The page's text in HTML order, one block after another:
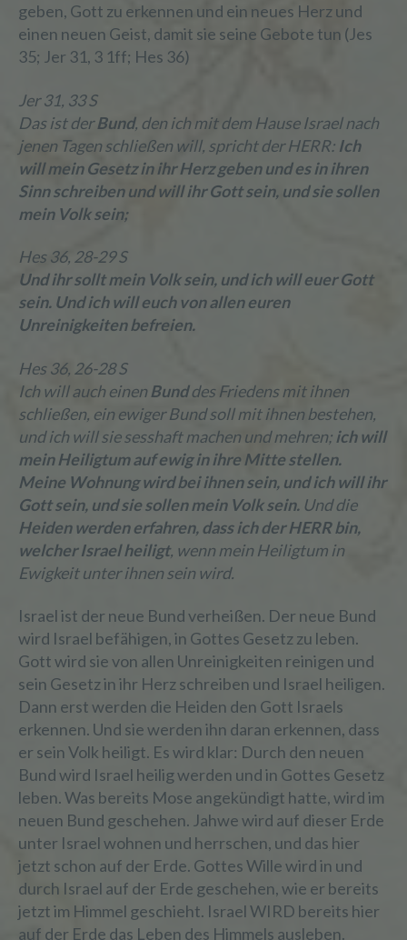
geben, Gott zu erkennen und ein neues Herz und
einen neuen Geist, damit sie seine Gebote tun (Jes
35; Jer 31, 3 1ff; Hes 36)
Jer 31, 33 S
Das ist derBund, den ich mit dem Hause Israel nach
jenen Tagen schließen will, spricht der HERR: Ich
will mein Gesetz in ihr Herz geben und es in ihren
Sinn schreiben und will ihr Gott sein, und sie sollen
mein Volk sein;
Hes 36, 28-29 S
Und ihr sollt mein Volk sein, und ich will euer Gott
sein. Und ich will euch von allen euren
Unreinigkeiten befreien.
Hes 36, 26-28 S
Ich will auch einen Bunddes Friedens mit ihnen
schließen, ein ewiger Bund soll mit ihnen bestehen,
und ich will sie sesshaft machen und mehren; ich will
mein Heiligtum auf ewig in ihre Mitte stellen.
Meine Wohnung wird bei ihnen sein, und ich will ihr
Gott sein, und sie sollen mein Volk sein. Und die
Heiden werden erfahren, dass ich der HERR bin,
welcher Israel heiligt, wenn mein Heiligtum in
Ewigkeit unter ihnen sein wird.
Israel ist der neue Bund verheißen. Der neue Bund
wird Israel befähigen, in Gottes Gesetz zu leben.
Gott wird sie von allen Unreinigkeiten reinigen und
sein Gesetz in ihr Herz schreiben und Israel heiligen.
Dann erst werden die Heiden den Gott Israels
erkennen. Und sie werden ihn daran erkennen, dass
er sein Volk heiligt. Es wird klar: Durch den neuen
Bund wird Israel heilig werden und in Gottes Gesetz
leben. Was bereits Mose angekündigt hatte, wird im
neuen Bund geschehen. Jahwe wird auf dieser Erde
unter Israel wohnen und herrschen, und das hier
jetzt schon auf der Erde. Gottes Wille wird in und
durch Israel auf der Erde geschehen, wie er bereits
jetzt im Himmel geschieht. Israel WIRD bereits hier
auf der Erde das Leben des Himmels ausleben.